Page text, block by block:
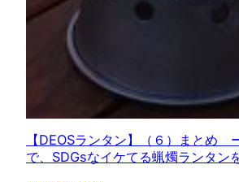
【DEOSランタン】（６）まと
で、SDGsなイケてる蝋燭ランタン